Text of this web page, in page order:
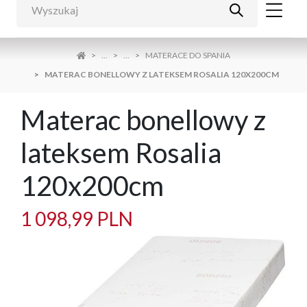
... ...
MATERACE DO SPANIA
MATERAC BONELLOWY Z LATEKSEM ROSALIA 120X200CM
Materac bonellowy z
lateksem Rosalia
120x200cm
1 098,99 PLN